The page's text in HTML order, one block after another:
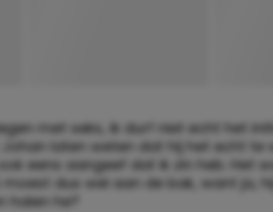
met seks, ik durf niet echt het
laten weten dat hij het echt te
eens aangeef dat ik zin heb. Het
dus wel aan de bak, want ja,
he?